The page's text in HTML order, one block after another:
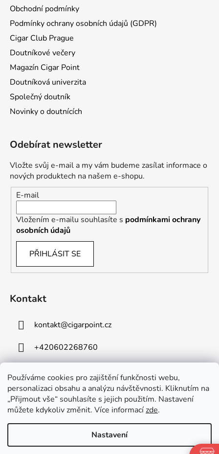
Používáme cookies pro zajištění funkčnosti webu,
personalizaci obsahu a analýzu návštěvnosti. Kliknutím na
„Přijmout vše“ souhlasíte s jejich použitím. Nastavení
můžete kdykoliv změnit. Více informacízde.
Nastavení
Obchodní podmínky
Podmínky ochrany osobních údajů (GDPR)
Cigar Club Prague
Doutníkové večery
Magazín Cigar Point
Doutníková univerzita
Společný doutník
Novinky o doutnících
Odebírat newsletter
Vložte svůj e-mail a my vám budeme zasílat informace o
nových produktech na našem e-shopu.
E-mail
Vložením e-mailu souhlasíte s podmínkami ochrany
osobních údajů
PŘIHLÁSIT SE
Kontakt
kontakt@cigarpoint.cz
+420602268760
Cigar Point
. Všechna práva vyhrazena.
Upravit nastavení cookies